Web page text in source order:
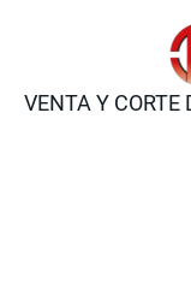
VENTA Y CORTE